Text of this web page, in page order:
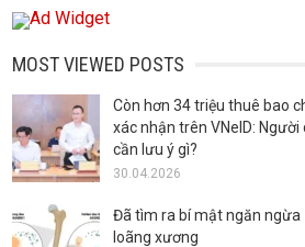
MOST VIEWED POSTS
Còn hơn 34 triệu thuê bao
xác nhận trên VNeID: Người
cần lưu ý gì?
30.04.2026
Đã tìm ra bí mật ngăn ngừa
loãng xương